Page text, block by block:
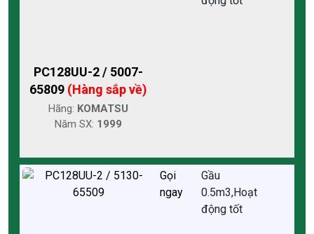
PC128UU-2 / 5007-
65809 (Hàng sắp về)
Hãng: KOMATSU
Năm SX: 1999
Gọi
ngay
Gầu
0.5m3,Hoạt
động tốt